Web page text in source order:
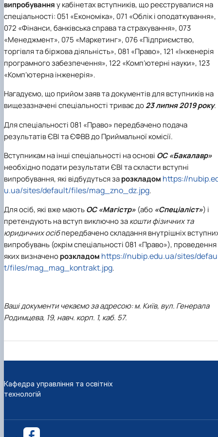
випробуванняу кабінетах вступників, що реєструвалися на
спеціальності: 051 «Економіка», 071 «Облік і оподаткування»,
072 «Фінанси, банківська справа та страхування», 073
«Менеджмент», 075 «Маркетинг», 076 «Підприємство,
торгівля та біржова діяльність», 081 «Право», 121 «Інженерія
програмного забезпечення», 122 «Комп’ютерні науки», 123
«Комп’ютерна інженерія».
Нагадуємо, що прийом заяв та документів для вступників на
вищезазначені спеціальності триває до23 липня 2019 року.
Для спеціальності 081 «Право» передбачено подача
результатів ЄВІ та ЄФВВ до Приймальної комісії.
Вступникам на інші спеціальності на основі ОС «Бакалавр»
необхідно подати результати ЄВІ та скласти вступні
випробування, які відбудуться зарозкладом https://
u.ua/sites/default/files/mag_zno_dz.jpg.
Для осіб, які вже маютьОС «Магістр» (або «Спеціаліст») і
претендують на вступ виключно закошти фізичних та
юридичних осібпередбачено складання внутрішніх
випробувань (окрім спеціальності 081 «Право»), проведення
яких визначенорозкладом https://nubip.edu.ua/sites/
t/files/mag mag kontrakt.jpg.
Ваші документи чекаємо за адресою: м. Київ, вул. Генерала
Родимцева, 19, навч. корп. 1, каб. 57.
Кафедра управління та освітніх
технологій